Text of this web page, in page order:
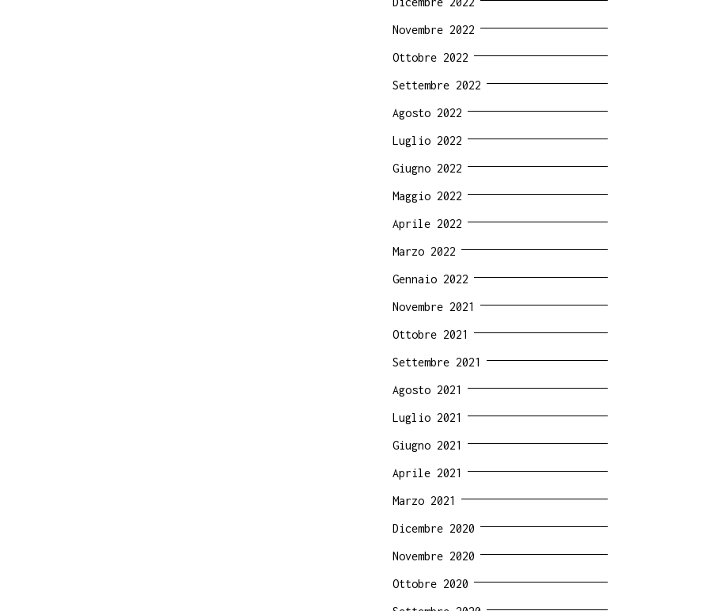
Novembre 2022
Ottobre 2022
Settembre 2022
Agosto 2022
Luglio 2022
Giugno 2022
Maggio 2022
Aprile 2022
Marzo 2022
Gennaio 2022
Novembre 2021
Ottobre 2021
Settembre 2021
Agosto 2021
Luglio 2021
Giugno 2021
Aprile 2021
Marzo 2021
Dicembre 2020
Novembre 2020
Ottobre 2020